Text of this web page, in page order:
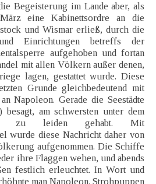
Begeisterung im Lande aber, als
eine Kabinettsordre an die
und Wismar erließ, durch die
Einrichtungen betreffs der
aufgehoben und fortan
mit allen Völkern außer denen,
lagen, gestattet wurde. Diese
Grunde gleichbedeutend mit
Napoleon. Gerade die Seestädte
am schwersten unter dem
zu leiden gehabt. Mit
wurde diese Nachricht daher von
aufgenommen. Die Schiffe
ihre Flaggen wehen, und abends
festlich erleuchtet. In Wort und
man Napoleon. Strohpuppen